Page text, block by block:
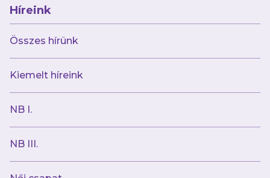
Híreink
Összes hírünk
Kiemelt híreink
NB I.
NB III.